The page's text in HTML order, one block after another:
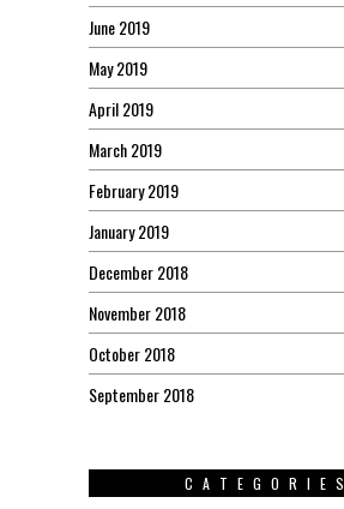
June 2019
May 2019
April 2019
March 2019
February 2019
January 2019
December 2018
November 2018
October 2018
September 2018
CATEGORIES